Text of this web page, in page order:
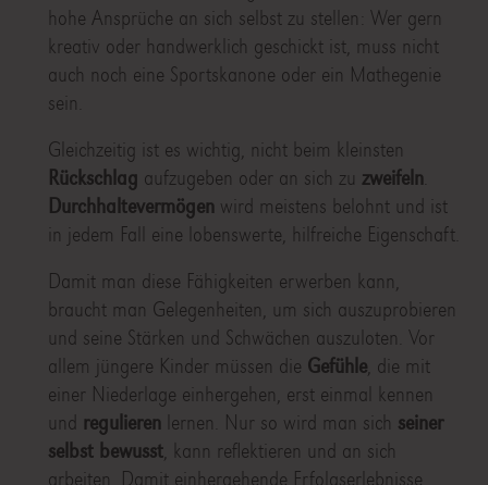
hohe Ansprüche an sich selbst zu stellen: Wer gern
kreativ oder handwerklich geschickt ist, muss nicht
auch noch eine Sportskanone oder ein Mathegenie
sein.
Gleichzeitig ist es wichtig, nicht beim kleinsten
Rückschlag aufzugeben oder an sich zu zweifeln
Durchhaltevermögen wird meistens belohnt und ist
in jedem Fall eine lobenswerte, hilfreiche Eigenschaft.
Damit man diese Fähigkeiten erwerben kann,
braucht man Gelegenheiten, um sich auszuprobieren
und seine Stärken und Schwächen auszuloten. Vor
allem jüngere Kinder müssen die Gefühle, die mit
einer Niederlage einhergehen, erst einmal kennen
und regulieren lernen. Nur so wird man sich seiner
selbst bewusst, kann reflektieren und an sich
arbeiten. Damit einhergehende Erfolgserlebnisse